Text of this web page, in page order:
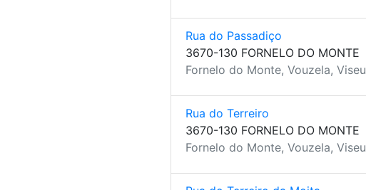
Rua do Passadiço
3670-130 FORNELO DO MONTE
Fornelo do Monte, Vouzela, Viseu
Rua do Terreiro
3670-130 FORNELO DO MONTE
Fornelo do Monte, Vouzela, Viseu